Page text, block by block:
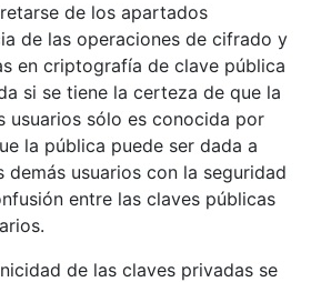
de los apartados
de las operaciones de cifrado y
en criptografía de clave pública
si se tiene la certeza de que la
usuarios sólo es conocida por
la pública puede ser dada a
usuarios con la seguridad
entre las claves públicas
de las claves privadas se